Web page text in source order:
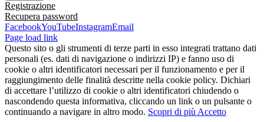
Registrazione
Recupera password
FacebookYouTubeInstagramEmail
Page load link
Questo sito o gli strumenti di terze parti in esso integrati trattano dati
personali (es. dati di navigazione o indirizzi IP) e fanno uso di
cookie o altri identificatori necessari per il funzionamento e per il
raggiungimento delle finalità descritte nella cookie policy. Dichiari
di accettare l’utilizzo di cookie o altri identificatori chiudendo o
nascondendo questa informativa, cliccando un link o un pulsante o
continuando a navigare in altro modo. Scopri di più Accetto